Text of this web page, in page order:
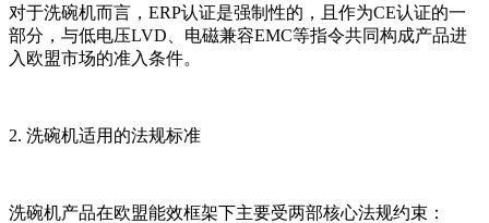
对于洗碗机而言，ERP认证是强制性的，且作为CE认证的一
部分，与低电压LVD、电磁兼容EMC等指令共同构成产品进
入欧盟市场的准入条件。
2. 洗碗机适用的法规标准
洗碗机产品在欧盟能效框架下主要受两部核心法规约束：